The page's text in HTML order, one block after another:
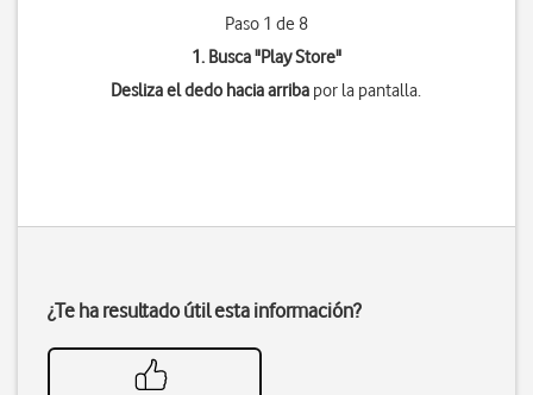
Paso 1 de 8
1. Busca "Play Store"
Desliza el dedo hacia arriba por la pantalla.
¿Te ha resultado útil esta información?